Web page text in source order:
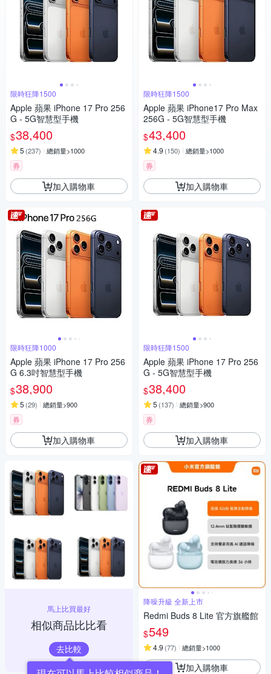
限時狂降1500
Apple 蘋果 iPhone 17 Pro 256
G - 5G智慧型手機
$38,400
5 (237) 總銷量>1000
券
加入購物車
限時狂降1000
Apple 蘋果 iPhone 17 Pro 256
G 6.3吋智慧型手機
$38,900
5 (29) 總銷量>900
券
加入購物車
馬上比買最好
相似商品比比看
去比較
限時狂降1500
Apple 蘋果 iPhone17 Pro Max
256G - 5G智慧型手機
$43,400
4.9 (150) 總銷量>1000
券
加入購物車
限時狂降1500
Apple 蘋果 iPhone 17 Pro 256
G - 5G智慧型手機
$38,400
5 (137) 總銷量>900
券
加入購物車
降噪升級 全新上市
Redmi Buds 8 Lite 官方旗艦館
$549
4.9 (77) 總銷量>1000
加入購物車